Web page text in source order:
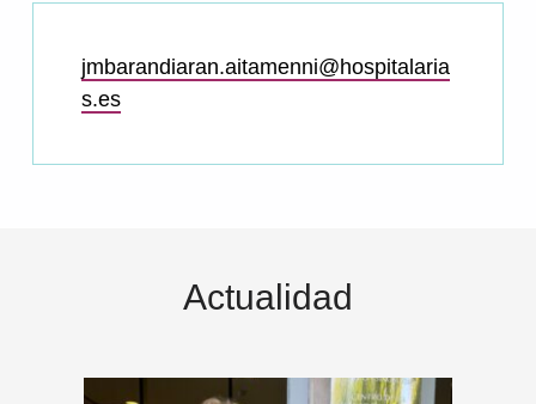
jmbarandiaran.aitamenni@hospitalaria
s.es
Actualidad